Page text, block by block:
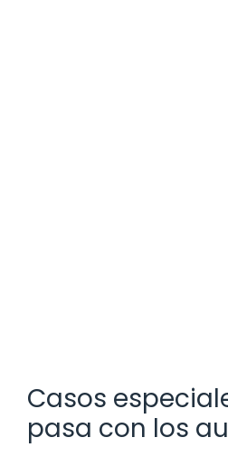
Casos
pasa con los